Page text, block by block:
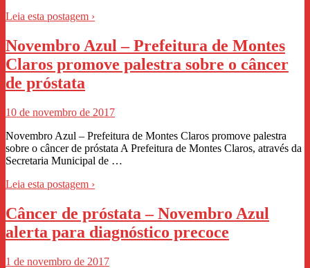
Leia esta postagem ›
Novembro Azul – Prefeitura de Montes
Claros promove palestra sobre o câncer
de próstata
10 de novembro de 2017
Novembro Azul – Prefeitura de Montes Claros promove palestra
sobre o câncer de próstata A Prefeitura de Montes Claros, através da
Secretaria Municipal de …
Leia esta postagem ›
Câncer de próstata – Novembro Azul
alerta para diagnóstico precoce
1 de novembro de 2017